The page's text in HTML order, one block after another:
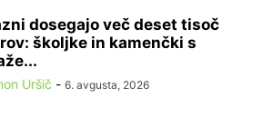
dosegajo več deset tisoč
školjke in kamenčki s
Uršič - 6. avgusta, 2026